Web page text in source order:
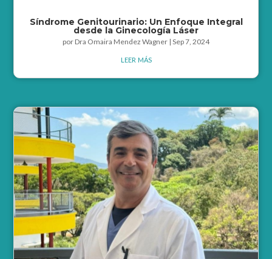
Síndrome Genitourinario: Un Enfoque Integral
desde la Ginecología Láser
por Dra Omaira Mendez Wagner | Sep 7, 2024
leer más